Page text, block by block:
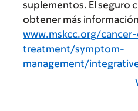
suplementos. El seguro
obtener más
www.mskcc.org/
treatment/symptom-
management/